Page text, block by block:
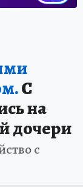
С
на
дочери
с